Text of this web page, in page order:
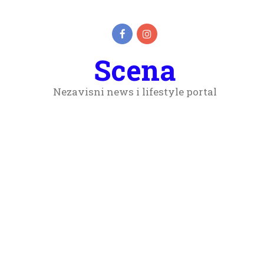
Scena
Nezavisni news i lifestyle portal